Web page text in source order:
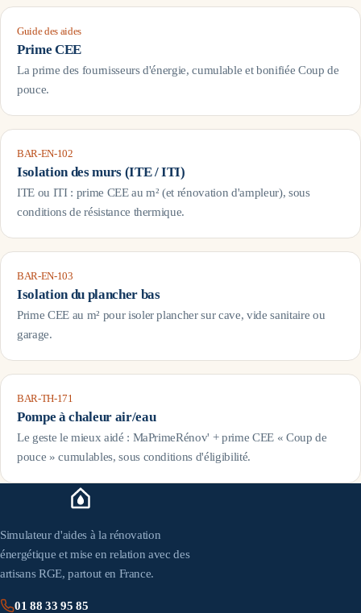
Guide des aides
Prime CEE
La prime des fournisseurs d'énergie, cumulable et bonifiée Coup de
pouce.
BAR-EN-102
Isolation des murs (ITE / ITI)
ITE ou ITI : prime CEE au m² (et rénovation d'ampleur), sous
conditions de résistance thermique.
BAR-EN-103
Isolation du plancher bas
Prime CEE au m² pour isoler plancher sur cave, vide sanitaire ou
garage.
BAR-TH-171
Pompe à chaleur air/eau
Le geste le mieux aidé : MaPrimeRénov' + prime CEE « Coup de
pouce » cumulables, sous conditions d'éligibilité.
Simulateur d'aides à la rénovation
énergétique et mise en relation avec des
artisans RGE, partout en France.
01 88 33 95 85